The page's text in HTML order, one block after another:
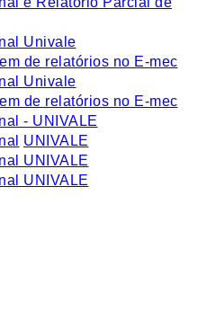
Univale
de relatórios no E-mec
Univale
de relatórios no E-mec
- UNIVALE
UNIVALE
UNIVALE
UNIVALE